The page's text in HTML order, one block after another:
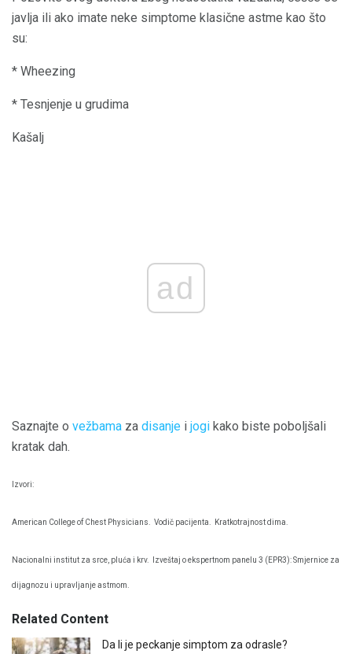
javlja ili ako imate neke simptome klasične astme kao što
su:
* Wheezing
* Tesnjenje u grudima
Kašalj
ad
Saznajte o vežbama za disanje i jogi kako biste poboljšali
kratak dah.
Izvori:
American College of Chest Physicians. Vodič pacijenta. Kratkotrajnost dima.
Nacionalni institut za srce, pluća i krv. Izveštaj o ekspertnom panelu 3 (EPR3): Smjernice za
dijagnozu i upravljanje astmom.
Related Content
Da li je peckanje simptom za odrasle?